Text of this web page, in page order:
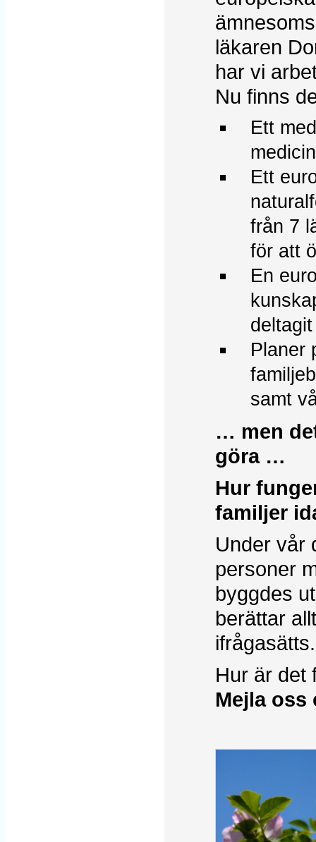
läkaren
har vi
Nu finns
Ett
Ett
från 7
för att
En
Planer
samt
… men
göra …
Hur
familjer
Under vår
personer
byggdes
berättar
ifrågasätts.
Hur är det
Mejla oss